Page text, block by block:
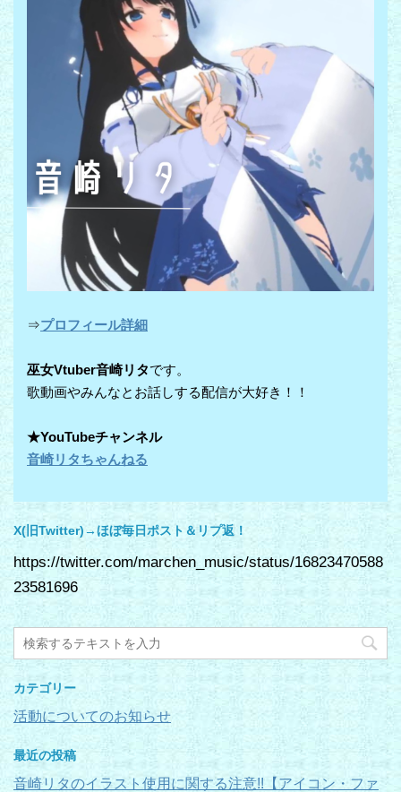
⇒プロフィール詳細
巫女Vtuber音崎リタです。
歌動画やみんなとお話しする配信が大好き！！
★YouTubeチャンネル
音崎リタちゃんねる
X(旧Twitter)→ほぼ毎日ポスト＆リプ返！
https://twitter.com/marchen_music/status/16823470588
23581696
カテゴリー
活動についてのお知らせ
最近の投稿
音崎リタのイラスト使用に関する注意!!【アイコン・ファ